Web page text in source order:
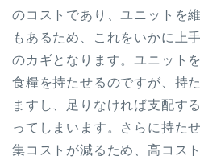
のコストであり、ユニットを
もあるため、これをいかに上
のカギとなります。ユニット
食糧を持たせるのですが、持
ますし、足りなければ支配す
ってしまいます。さらに持た
集コストが減るため、高コス